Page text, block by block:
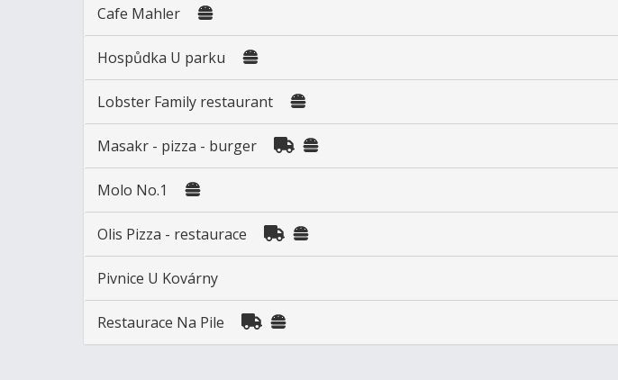
Cafe Mahler
Hospůdka U parku
Lobster Family restaurant
Masakr - pizza - burger
Molo No.1
Olis Pizza - restaurace
Pivnice U Kovárny
Restaurace Na Pile